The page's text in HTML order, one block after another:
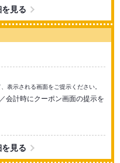
見る
表示される画面をご提示ください。
会計時にクーポン画面の提示を
見る